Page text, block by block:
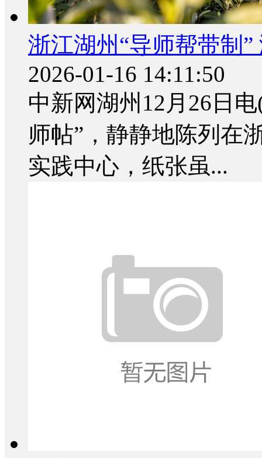
浙江湖州“导师帮带制
2026-01-16 14:11:50
中新网湖州12月26日
师帖”，静静地陈列在
实践中心，纸张虽...